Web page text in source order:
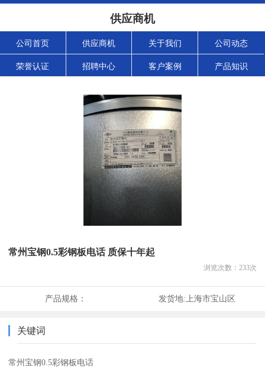
供应商机
公司首页 供应商机 关于我们 公司动态
荣誉认证 招聘中心 客户案例 产品知识
常州宝钢0.5彩钢板电话 质保十年起
浏览次数： 233次
产品规格： 发货地: 上海市宝山区
关键词
常州宝钢0.5彩钢板电话